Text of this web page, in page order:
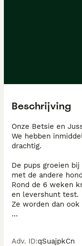
Beschrijving
Onze Betsie en
We hebben
drachtig.
De pups groeien
met de andere
Rond de 6 weken
en levershunt test.
Ze worden dan
Adv. ID:qSuajpkCn